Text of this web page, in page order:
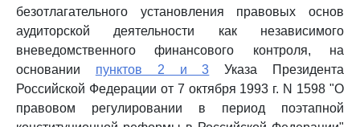
безотлагательного установления правовых основ
аудиторской деятельности как независимого
вневедомственного финансового контроля, на
основании пунктов 2 и 3 Указа Президента
Российской Федерации от 7 октября 1993 г. N 1598 "О
правовом регулировании в период поэтапной